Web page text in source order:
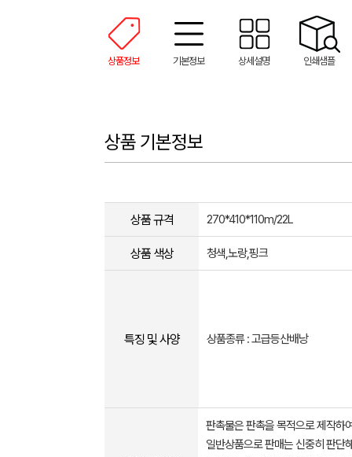
상품정보 기본정보 상세설명 인쇄샘플
상품 기본정보
상품 규격 270*410*110m/22L
상품 색상 청색,노랑,핑크
특징 및 사양 상품종류 : 고급등산배낭
판촉물은 판촉을 목적으로 제작하
일반상품으로 판매는 신중히 판단